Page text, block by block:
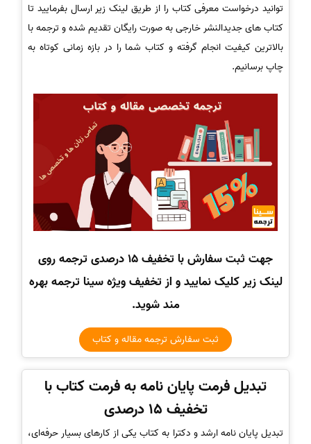
توانید درخواست معرفی کتاب را از طریق لینک زیر ارسال بفرمایید تا
کتاب های جدیدالنشر خارجی به صورت رایگان تقدیم شده و ترجمه با
بالاترین کیفیت انجام گرفته و کتاب شما را در بازه زمانی کوتاه به
چاپ برسانیم.
جهت ثبت سفارش با تخفیف 15 درصدی ترجمه روی
لینک زیر کلیک نمایید و از تخفیف ویژه سینا ترجمه بهره
مند شوید.
ثبت سفارش ترجمه مقاله و کتاب
تبدیل فرمت پایان نامه به فرمت کتاب با
تخفیف 15 درصدی
تبدیل پایان نامه ارشد و دکترا به کتاب یکی از کارهای بسیار حرفه‌ای،